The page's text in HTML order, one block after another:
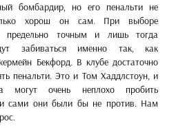
бомбардир, но его пенальти не
хорош он сам. При выборе
предельно точным и лишь тогда
забиваться именно так, как
Бекфорд. В клубе достаточно
пенальти. Это и Том Хаддлстоун, и
очень неплохо пробить
сами они были бы не против. Нам